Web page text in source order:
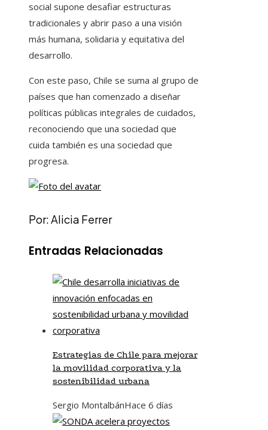
social supone desafiar estructuras
tradicionales y abrir paso a una visión
más humana, solidaria y equitativa del
desarrollo.
Con este paso, Chile se suma al grupo de
países que han comenzado a diseñar
políticas públicas integrales de cuidados,
reconociendo que una sociedad que
cuida también es una sociedad que
progresa.
Por: Alicia Ferrer
Entradas Relacionadas
Estrategias de Chile para mejorar
la movilidad corporativa y la
sostenibilidad urbana
Sergio MontalbánHace 6 días